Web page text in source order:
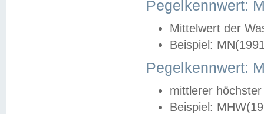
Pegelkennwert:
Mittelwert der
Beispiel:
Pegelkennwert:
mittlerer
Beispiel: